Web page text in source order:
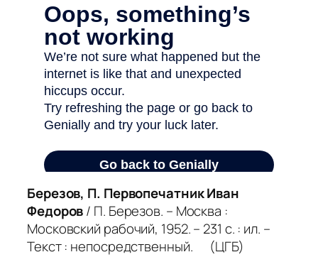
Березов, П. Первопечатник Иван
Федоров/ П. Березов. – Москва :
Московский рабочий, 1952. – 231 с. : ил. –
Текст : непосредственный. (ЦГБ)